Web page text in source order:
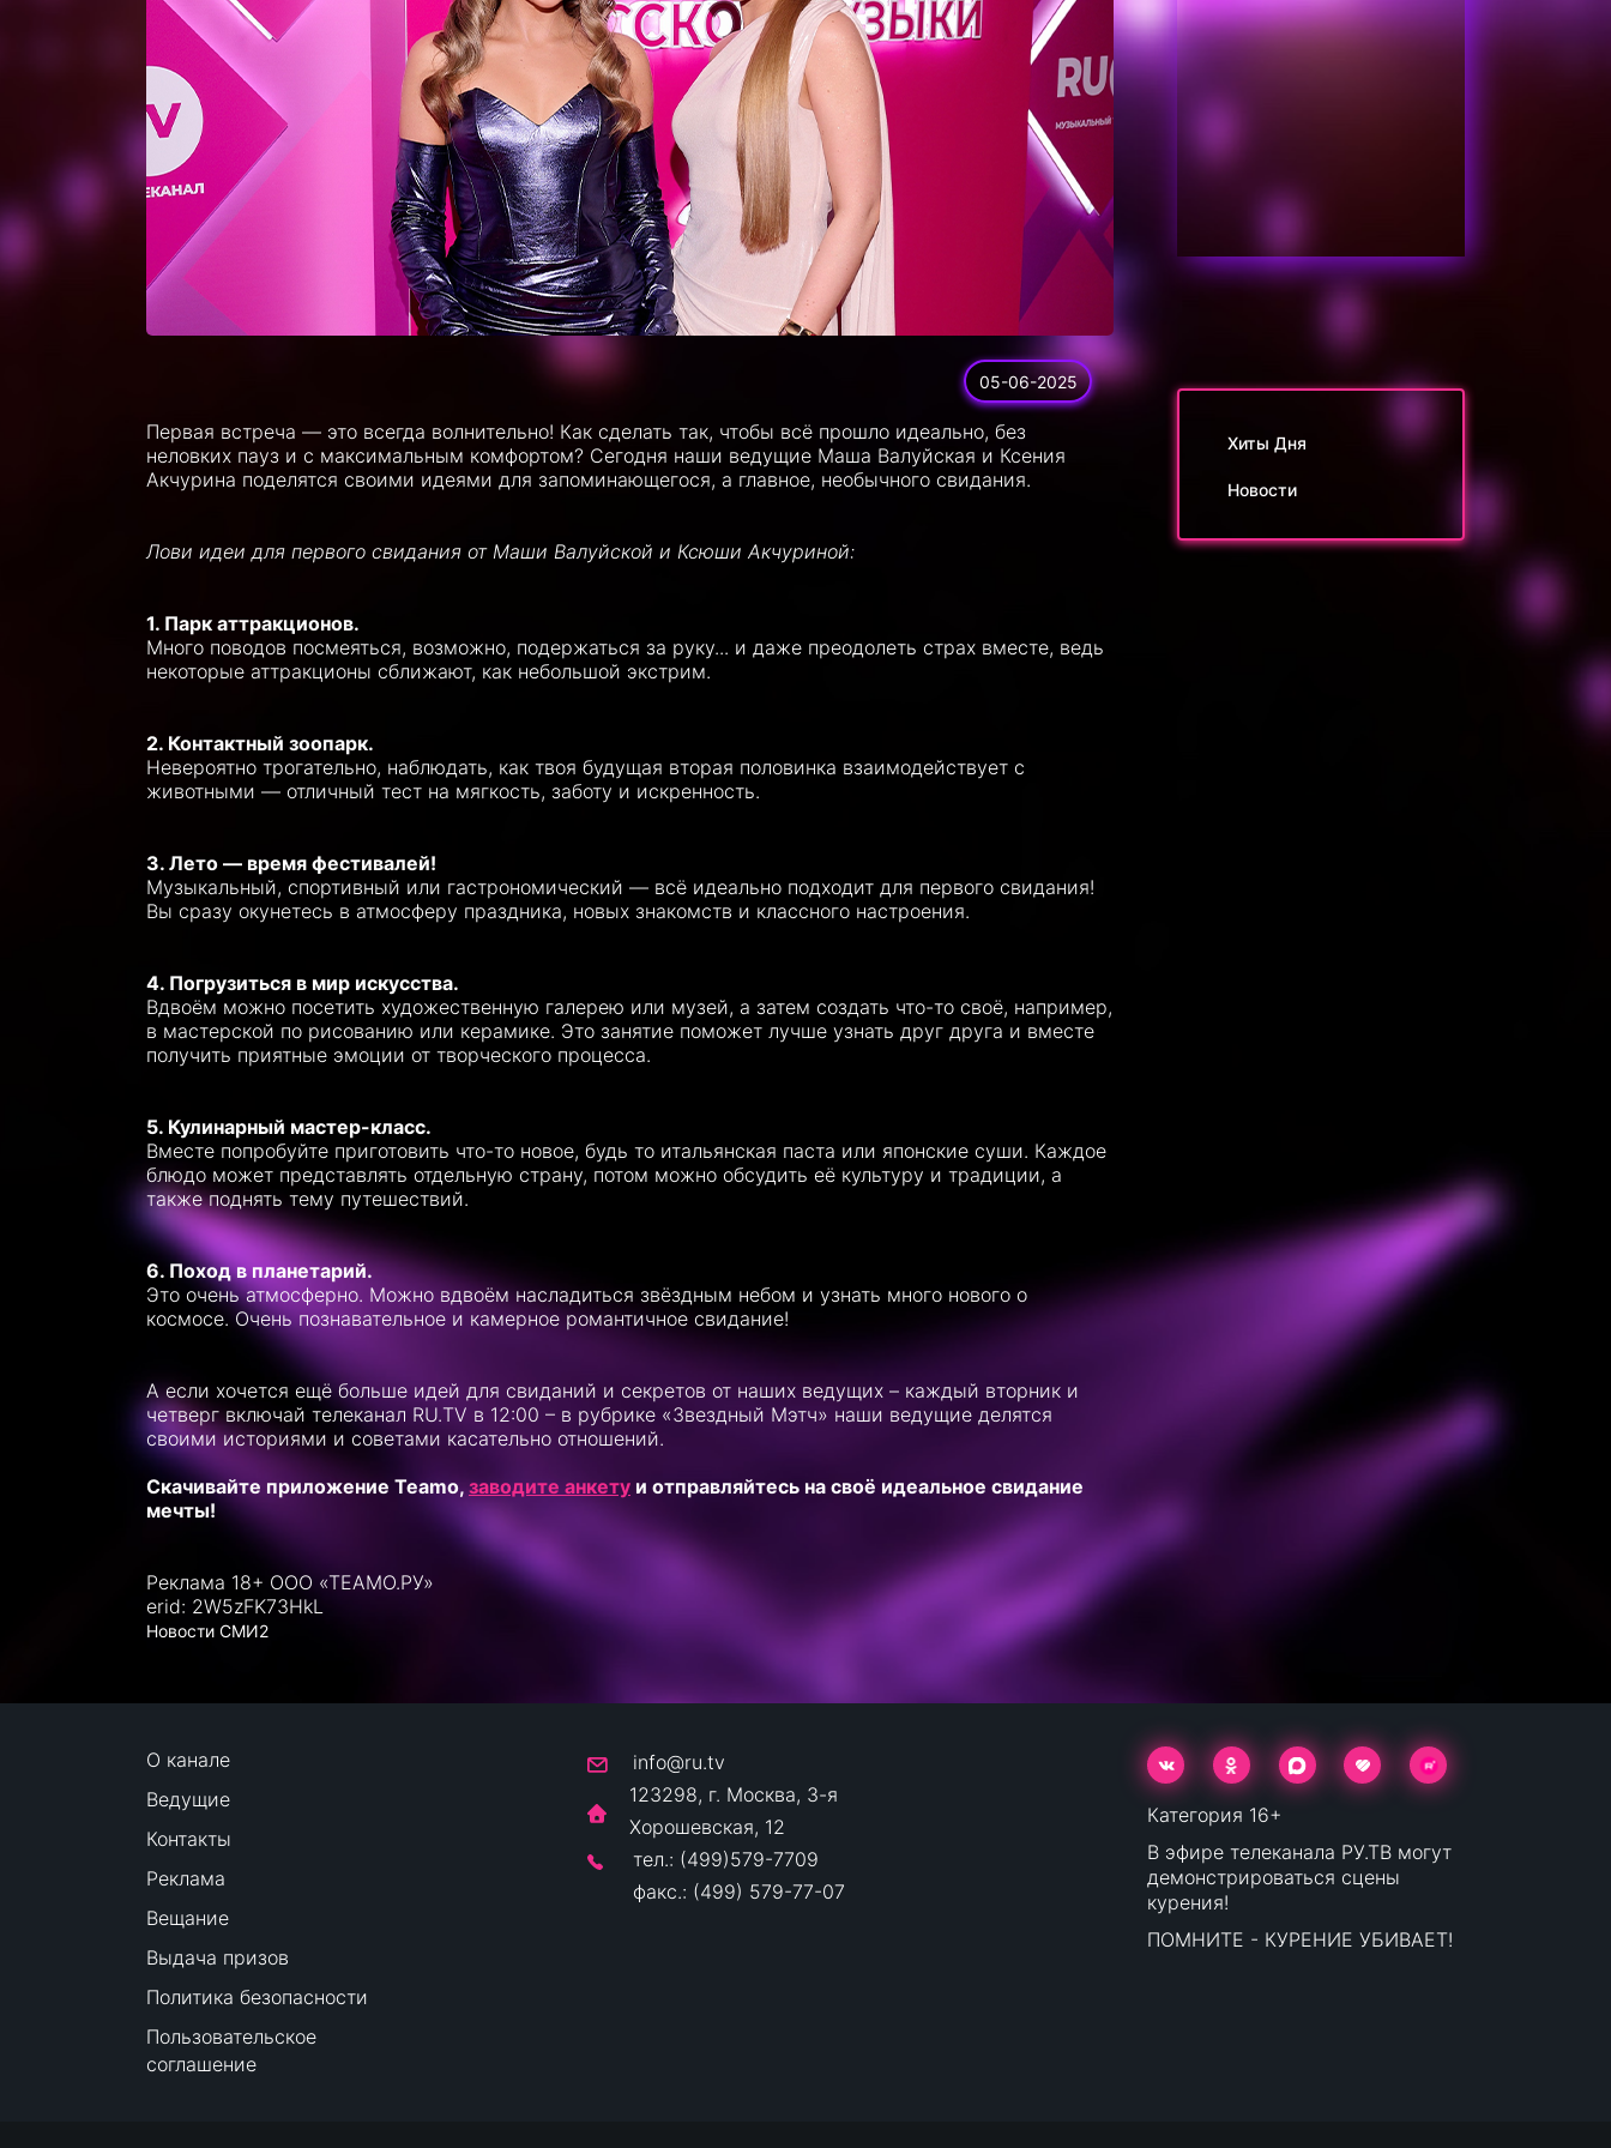
05-06-2025
Первая встреча — это всегда волнительно! Как сделать так, чтобы всё прошло идеально, без
неловких пауз и с максимальным комфортом? Сегодня наши ведущие Маша Валуйская и Ксения
Акчурина поделятся своими идеями для запоминающегося, а главное, необычного свидания.
Лови идеи для первого свидания от Маши Валуйской и Ксюши Акчуриной:
1. Парк аттракционов.
Много поводов посмеяться, возможно, подержаться за руку... и даже преодолеть страх вместе, ведь
некоторые аттракционы сближают, как небольшой экстрим.
2. Контактный зоопарк.
Невероятно трогательно, наблюдать, как твоя будущая вторая половинка взаимодействует с
животными — отличный тест на мягкость, заботу и искренность.
3. Лето — время фестивалей!
Музыкальный, спортивный или гастрономический — всё идеально подходит для первого свидания!
Вы сразу окунетесь в атмосферу праздника, новых знакомств и классного настроения.
4. Погрузиться в мир искусства.
Вдвоём можно посетить художественную галерею или музей, а затем создать что-то своё, например,
в мастерской по рисованию или керамике. Это занятие поможет лучше узнать друг друга и вместе
получить приятные эмоции от творческого процесса.
5. Кулинарный мастер-класс.
Вместе попробуйте приготовить что-то новое, будь то итальянская паста или японские суши. Каждое
блюдо может представлять отдельную страну, потом можно обсудить её культуру и традиции, а
также поднять тему путешествий.
6. Поход в планетарий.
Это очень атмосферно. Можно вдвоём насладиться звёздным небом и узнать много нового о
космосе. Очень познавательное и камерное романтичное свидание!
А если хочется ещё больше идей для свиданий и секретов от наших ведущих – каждый вторник и
четверг включай телеканал RU.ТV в 12:00 – в рубрике «Звездный Мэтч» наши ведущие делятся
своими историями и советами касательно отношений.
Скачивайте приложение Teamo, заводите анкету и отправляйтесь на своё идеальное свидание
мечты!
Реклама 18+ ООО «ТЕАМО.РУ»
erid: 2W5zFK73HkL
Новости СМИ2
Хиты Дня
Новости
О канале
Ведущие
Контакты
Реклама
Вещание
Выдача призов
Политика безопасности
Пользовательское
соглашение
info@ru.tv
123298, г. Москва, 3-я
Хорошевская, 12
тел.: (499)579-7709
факс.: (499) 579-77-07
Категория 16+
В эфире телеканала РУ.ТВ могут
демонстрироваться сцены
курения!
ПОМНИТЕ - КУРЕНИЕ УБИВАЕТ!